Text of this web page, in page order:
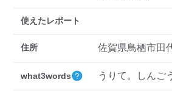
車種
使えたレポート
住所 佐賀県鳥栖市田
what3words うりて。しんご